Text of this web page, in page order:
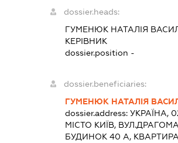
dossier.heads:
ГУМЕНЮК НАТАЛІЯ
КЕРІВНИК
dossier.position -
dossier.beneficiaries:
ГУМЕНЮК НАТАЛІЯ
dossier.address:УКРАЇНА,
МІСТО КИЇВ,
БУДИНОК 40 А, КВАРТИРА